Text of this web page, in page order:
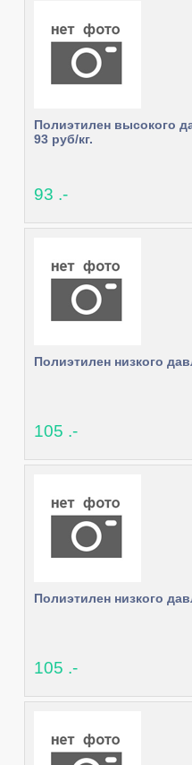
Полиэтилен высокого
93 руб/кг.
93 .-
Полиэтилен низкого
105 .-
Полиэтилен низкого
105 .-